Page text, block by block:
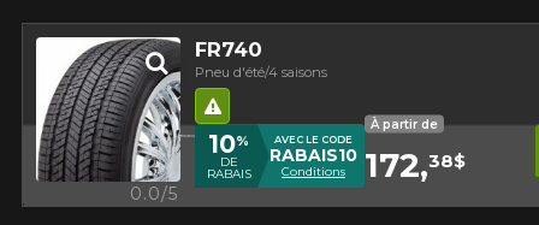
FR740
Pneu d'été/4 saisons
Hasard routier
0.0/5
10%
DE
RABAIS
AVEC LE CODE
RABAIS10
Conditions
À partir de
172,38$